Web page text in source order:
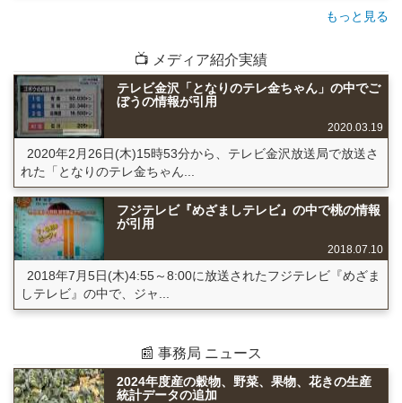
もっと見る
📺 メディア紹介実績
テレビ金沢「となりのテレ金ちゃん」の中でご
ぼうの情報が引用
2020.03.19
2020年2月26日(木)15時53分から、テレビ金沢放送局で放送さ
れた「となりのテレ金ちゃん...
フジテレビ『めざましテレビ』の中で桃の情報
が引用
2018.07.10
2018年7月5日(木)4:55～8:00に放送されたフジテレビ『めざま
しテレビ』の中で、ジャ...
📰 事務局 ニュース
2024年度産の穀物、野菜、果物、花きの生産
統計データの追加